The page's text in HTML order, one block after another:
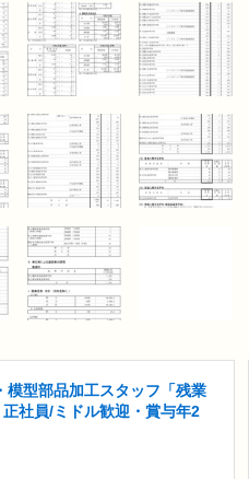
模型部品加工スタッフ「残業
社員/ミドル歓迎・賞与年2